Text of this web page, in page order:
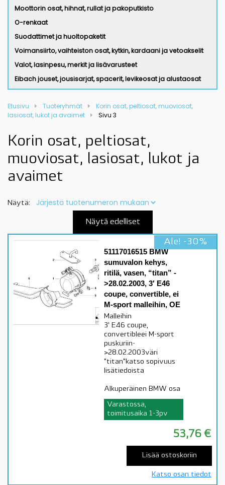
Moottorin osat, hihnat, rullat ja pakoputkisto
O-renkaat
Suodattimet ja huoltopaketit
Voimansiirto, vaihteiston osat, kytkin, kardaani ja vetoakselit
Valot, lasinpesu, merkit ja lisävarusteet
Eibach jouset, jousisarjat, spacerit, levikeosat ja alustaosat
Etusivu Tuoteryhmät
Korin osat, peltiosat, muoviosat,
lasiosat, lukot ja avaimet
Sivu 3
Korin osat, peltiosat,
muoviosat, lasiosat, lukot ja
avaimet
Näytä:
Näytä edelliset
Ale! -30%
51117016515 BMW
sumuvalon kehys,
ritilä, vasen, “titan” -
>28.02.2003, 3′ E46
coupe, convertible, ei
M-sport malleihin, OE
Malleihin
3' E46 coupe,
convertibleei M-sport
puskuriin-
>28.02.2003väri
"titan"katso sopivuus
lisätiedoista
Alkuperäinen BMW osa
Varastossa,
toimitusaika 1-3pv
53,76 €
Lisää ostoskoriin
Katso osan tiedot